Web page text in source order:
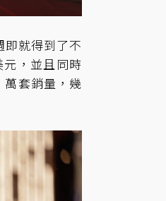
就得到了不
，並且同時
套銷量，幾